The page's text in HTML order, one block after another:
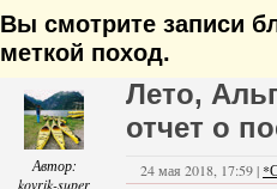
Вы смотрите записи
меткой поход.
Автор:
kovrik-super
Лето,
отчет о
24 мая 2018, 17:59 |